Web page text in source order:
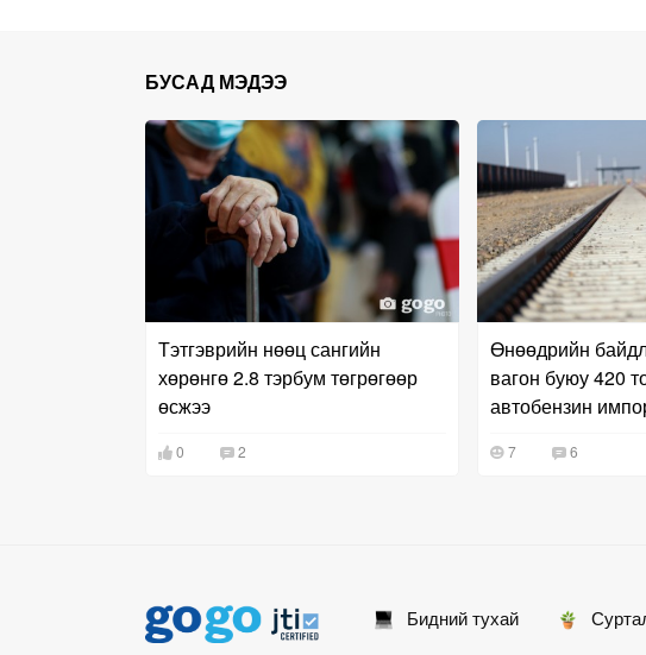
БУСАД МЭДЭЭ
Тэтгэврийн нөөц сангийн
хөрөнгө 2.8 тэрбум төгрөгөөр
өсжээ
0 2
Өнөөдрийн
вагон буюу 420
автобензин
7 6
Бидний тухай